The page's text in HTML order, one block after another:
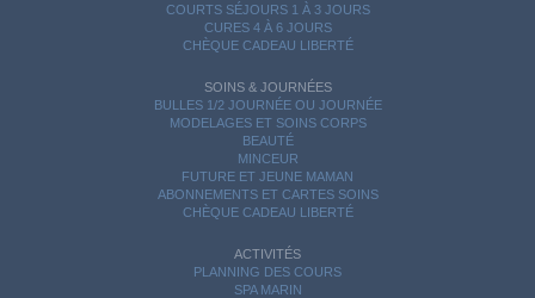
COURTS SÉJOURS 1 À 3 JOURS
CURES 4 À 6 JOURS
CHÈQUE CADEAU LIBERTÉ
SOINS & JOURNÉES
BULLES 1/2 JOURNÉE OU JOURNÉE
MODELAGES ET SOINS CORPS
BEAUTÉ
MINCEUR
FUTURE ET JEUNE MAMAN
ABONNEMENTS ET CARTES SOINS
CHÈQUE CADEAU LIBERTÉ
ACTIVITÉS
PLANNING DES COURS
SPA MARIN